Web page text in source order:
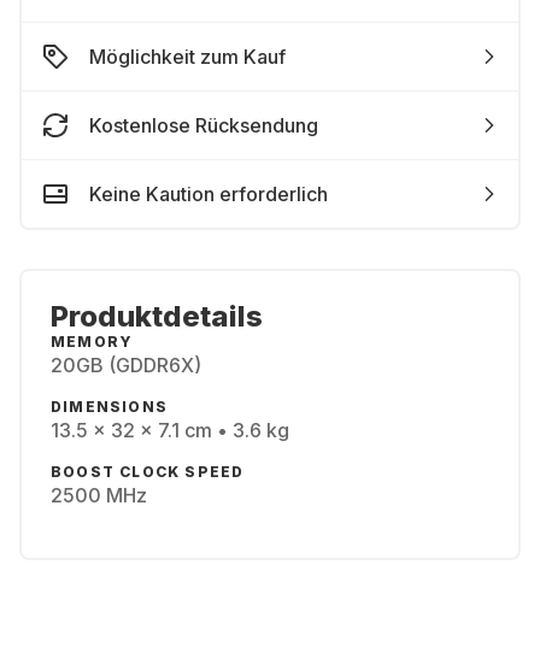
Möglichkeit zum Kauf
Kostenlose Rücksendung
Keine Kaution erforderlich
Produktdetails
MEMORY
20GB (GDDR6X)
DIMENSIONS
13.5 x 32 x 7.1 cm • 3.6 kg
BOOST CLOCK SPEED
2500 MHz